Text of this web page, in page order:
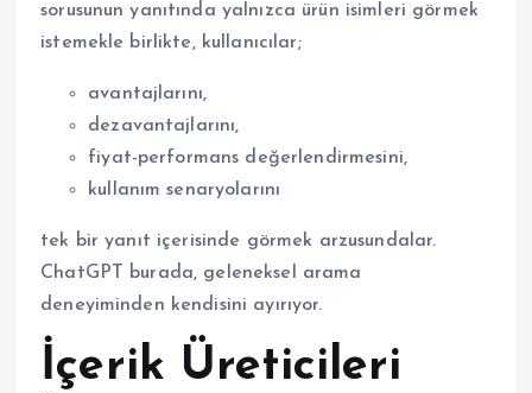
sorusunun yanıtında yalnızca ürün isimleri görmek
istemekle birlikte, kullanıcılar;
avantajlarını,
dezavantajlarını,
fiyat-performans değerlendirmesini,
kullanım senaryolarını
tek bir yanıt içerisinde görmek arzusundalar.
ChatGPT burada, geleneksel arama
deneyiminden kendisini ayırıyor.
İçerik Üreticileri